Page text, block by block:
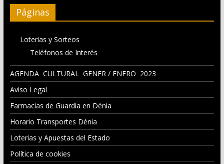
Páginas
Loterias y Sorteos
Teléfonos de Interés
AGENDA CULTURAL GENER / ENERO 2023
Aviso Legal
Farmacias de Guardia en Dénia
Horario Transportes Dénia
Loterias y Apuestas del Estado
Política de cookies